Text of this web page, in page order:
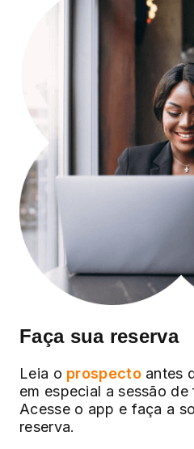
Faça sua reserva
Leia o prospecto antes
em especial a sessão
Acesse o app e faça a
reserva.